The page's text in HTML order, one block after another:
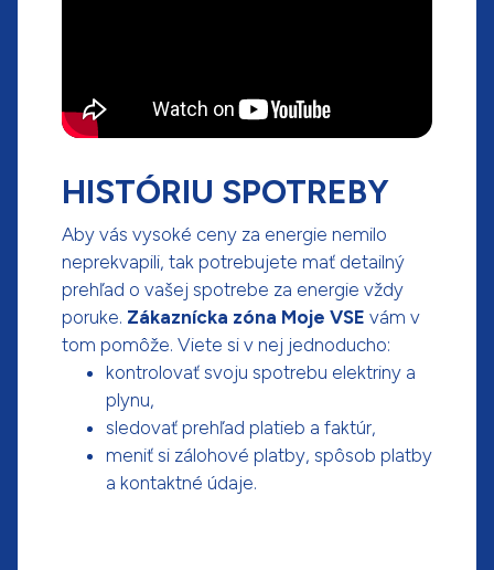
HISTÓRIU SPOTREBY
Aby vás vysoké ceny za energie nemilo
neprekvapili, tak potrebujete mať detailný
prehľad o vašej spotrebe za energie vždy
poruke. Zákaznícka zóna Moje VSE vám v
tom pomôže. Viete si v nej jednoducho:
kontrolovať svoju spotrebu elektriny a
plynu,
sledovať prehľad platieb a faktúr,
meniť si zálohové platby, spôsob platby
a kontaktné údaje.